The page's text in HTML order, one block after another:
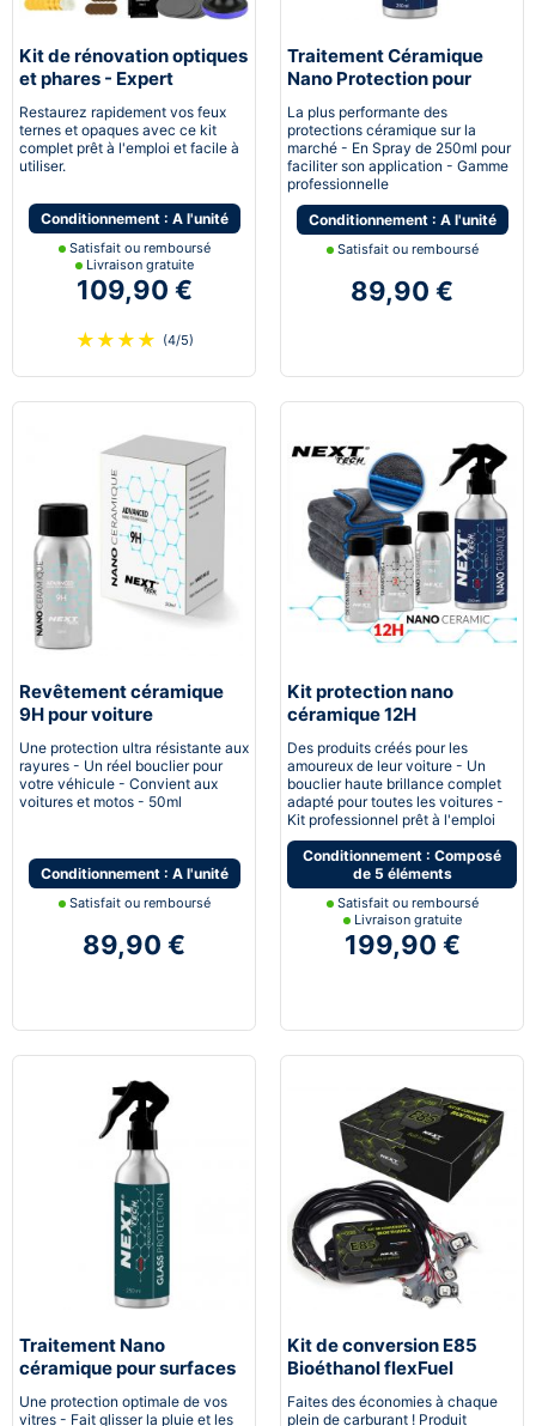
Kit de rénovation optiques
et phares - Expert
Restaurez rapidement vos feux
ternes et opaques avec ce kit
complet prêt à l'emploi et facile à
utiliser.
Conditionnement : A l'unité
Satisfait ou remboursé
Livraison gratuite
109,90 €
★ ★ ★ ★ (4/5)
Traitement Céramique
Nano Protection pour
La plus performante des
protections céramique sur la
marché - En Spray de 250ml pour
faciliter son application - Gamme
professionnelle
Conditionnement : A l'unité
Satisfait ou remboursé
89,90 €
Revêtement céramique
9H pour voiture
Une protection ultra résistante aux
rayures - Un réel bouclier pour
votre véhicule - Convient aux
voitures et motos - 50ml
Conditionnement : A l'unité
Satisfait ou remboursé
89,90 €
Kit protection nano
céramique 12H
Des produits créés pour les
amoureux de leur voiture - Un
bouclier haute brillance complet
adapté pour toutes les voitures -
Kit professionnel prêt à l'emploi
Conditionnement : Composé
de 5 éléments
Satisfait ou remboursé
Livraison gratuite
199,90 €
Traitement Nano
céramique pour surfaces
Une protection optimale de vos
vitres - Fait glisser la pluie et les
Kit de conversion E85
Bioéthanol flexFuel
converter
Faites des économies à chaque
plein de carburant ! Produit